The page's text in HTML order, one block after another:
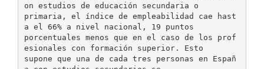
on estudios de educación secundaria o
primaria, el índice de empleabilidad cae hast
a el 66% a nivel nacional, 19 puntos
porcentuales menos que en el caso de los prof
esionales con formación superior. Esto
supone que una de cada tres personas en Españ